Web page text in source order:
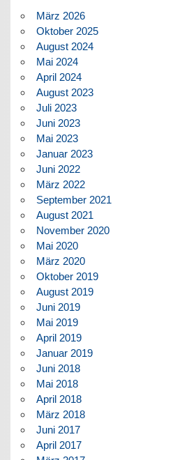
März 2026
Oktober 2025
August 2024
Mai 2024
April 2024
August 2023
Juli 2023
Juni 2023
Mai 2023
Januar 2023
Juni 2022
März 2022
September 2021
August 2021
November 2020
Mai 2020
März 2020
Oktober 2019
August 2019
Juni 2019
Mai 2019
April 2019
Januar 2019
Juni 2018
Mai 2018
April 2018
März 2018
Juni 2017
April 2017